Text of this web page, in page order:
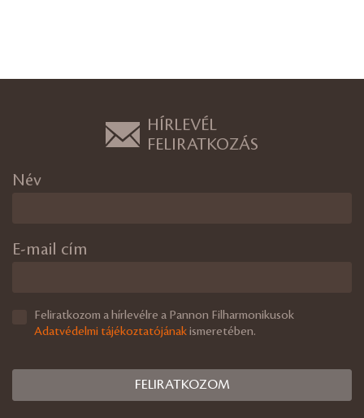
HÍRLEVÉL
FELIRATKOZÁS
Név
E-mail cím
Feliratkozom a hírlevélre a Pannon Filharmonikusok
Adatvédelmi tájékoztatójánakismeretében.